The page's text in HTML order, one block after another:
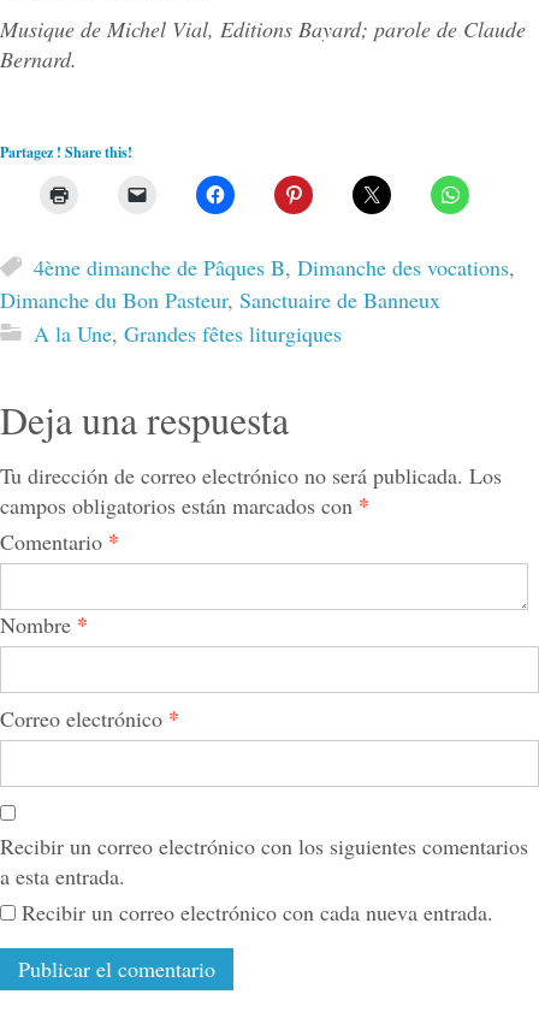
Musique de Michel Vial, Editions Bayard; parole de Claude
Bernard.
Partagez ! Share this!
4ème dimanche de Pâques B, Dimanche des vocations,
Dimanche du Bon Pasteur, Sanctuaire de Banneux
A la Une, Grandes fêtes liturgiques
Deja una respuesta
Tu dirección de correo electrónico no será publicada. Los
campos obligatorios están marcados con *
Comentario *
Nombre *
Correo electrónico *
Recibir un correo electrónico con los siguientes comentarios
a esta entrada.
Recibir un correo electrónico con cada nueva entrada.